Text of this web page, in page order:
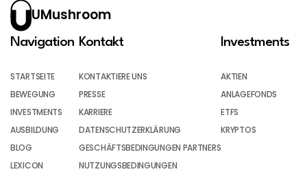
UMushroom
Navigation
STARTSEITE
BEWEGUNG
INVESTMENTS
AUSBILDUNG
BLOG
LEXICON
Kontakt
KONTAKTIERE UNS
PRESSE
KARRIERE
DATENSCHUTZERKLÄRUNG
GESCHÄFTSBEDINGUNGEN PARTNERS
NUTZUNGSBEDINGUNGEN
Investments
AKTIEN
ANLAGEFONDS
ETFS
KRYPTOS